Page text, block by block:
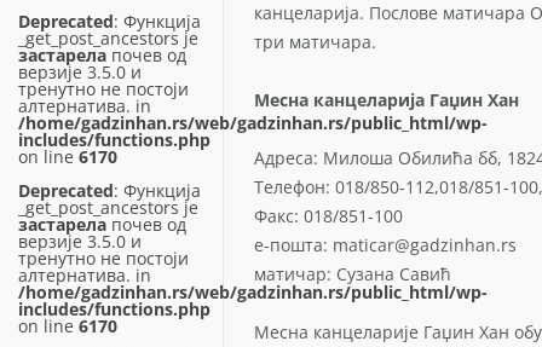
Deprecated: Функција
_get_post_ancestors је
застарела почев од
верзије 3.5.0 и
тренутно не постоји
алтернатива. in
/home/gadzinhan.rs/web/gadzinhan.rs/public_html/wp-
includes/functions.php
on line 6170
Deprecated: Функција
_get_post_ancestors је
застарела почев од
верзије 3.5.0 и
тренутно не постоји
алтернатива. in
/home/gadzinhan.rs/web/gadzinhan.rs/public_html/wp-
includes/functions.php
on line 6170
канцеларија. Послове
три матичара.
Месна канцеларија Гаџин Хан
Адреса: Милоша Обилића бб,
Телефон: 018/850-112,018/851-
Факс: 018/851-100
е-пошта: maticar@gadzinhan.rs
матичар: Сузана Савић
Месна канцеларије Гаџин Хан